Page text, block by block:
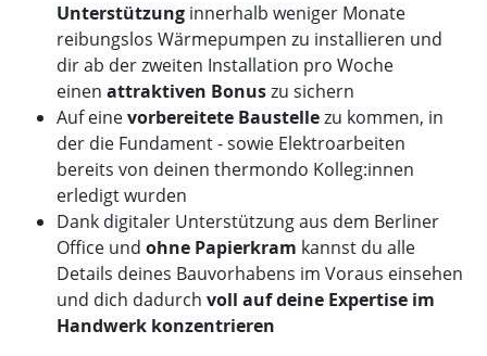
Unterstützung innerhalb weniger Monate
reibungslos Wärmepumpen zu installieren und
dir ab der zweiten Installation pro Woche
einen attraktiven Bonuszu sichern
Auf einevorbereitete Baustellezu kommen, in
der die Fundament - sowie Elektroarbeiten
bereits von deinen thermondo Kolleg:innen
erledigt wurden
Dank digitaler Unterstützung aus dem Berliner
Office und ohne Papierkram kannst du alle
Details deines Bauvorhabens im Voraus einsehen
und dich dadurch voll auf deine Expertise im
Handwerk konzentrieren